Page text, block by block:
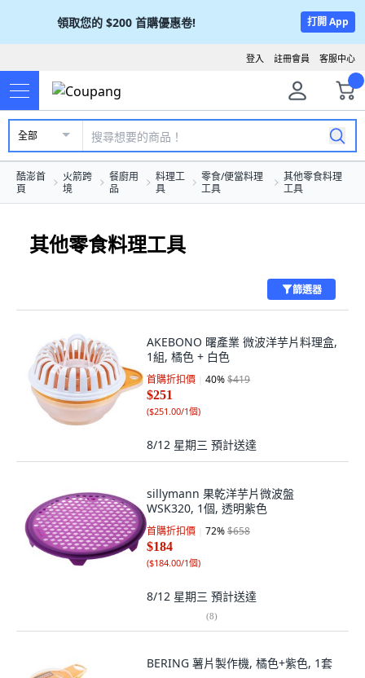
領取您的 $200 首購優惠卷! 打開 App
客服中心
註冊會員
登入
全部
酷澎首
頁
火箭跨
境
餐廚用
品
料理工
具
零食/便當料理
工具
其他零食料理
工具
其他零食料理工具
篩選器
AKEBONO 曙產業 微波洋芋片料理盒,
1組, 橘色 + 白色
首購折扣價 40%$419
$251
($251.00/1個)
8/12 星期三 預計送達
sillymann 果乾洋芋片微波盤
WSK320, 1個, 透明紫色
首購折扣價 72%$658
$184
($184.00/1個)
8/12 星期三 預計送達
(8)
BERING 薯片製作機, 橘色+紫色, 1套